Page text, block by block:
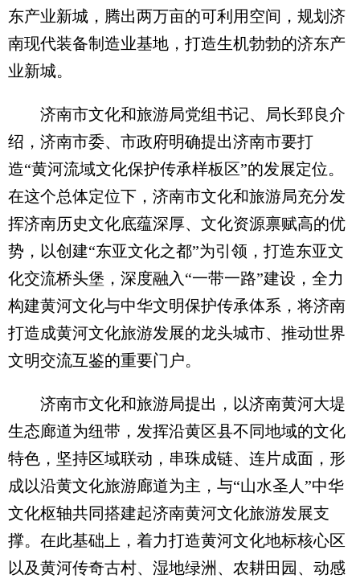
东产业新城，腾出两万亩的可利用空间，规划济
南现代装备制造业基地，打造生机勃勃的济东产
业新城。
济南市文化和旅游局党组书记、局长郅良介
绍，济南市委、市政府明确提出济南市要打
造“黄河流域文化保护传承样板区”的发展定位。
在这个总体定位下，济南市文化和旅游局充分发
挥济南历史文化底蕴深厚、文化资源禀赋高的优
势，以创建“东亚文化之都”为引领，打造东亚文
化交流桥头堡，深度融入“一带一路”建设，全力
构建黄河文化与中华文明保护传承体系，将济南
打造成黄河文化旅游发展的龙头城市、推动世界
文明交流互鉴的重要门户。
济南市文化和旅游局提出，以济南黄河大堤
生态廊道为纽带，发挥沿黄区县不同地域的文化
特色，坚持区域联动，串珠成链、连片成面，形
成以沿黄文化旅游廊道为主，与“山水圣人”中华
文化枢轴共同搭建起济南黄河文化旅游发展支
撑。在此基础上，着力打造黄河文化地标核心区
以及黄河传奇古村、湿地绿洲、农耕田园、动感